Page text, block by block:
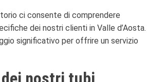
ci consente di comprendere
dei nostri clienti in Valle d’Aosta.
significativo per offrire un servizio